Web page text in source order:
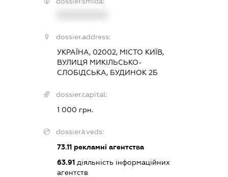
dossier.address:
УКРАЇНА, 02002, МІСТО КИЇВ,
ВУЛИЦЯ МИКІЛЬСЬКО-
СЛОБІДСЬКА, БУДИНОК 2Б
dossier.capital:
1 000 грн.
dossier.kveds:
73.11 рекламні агентства
63.91 діяльність інформаційних
агентств